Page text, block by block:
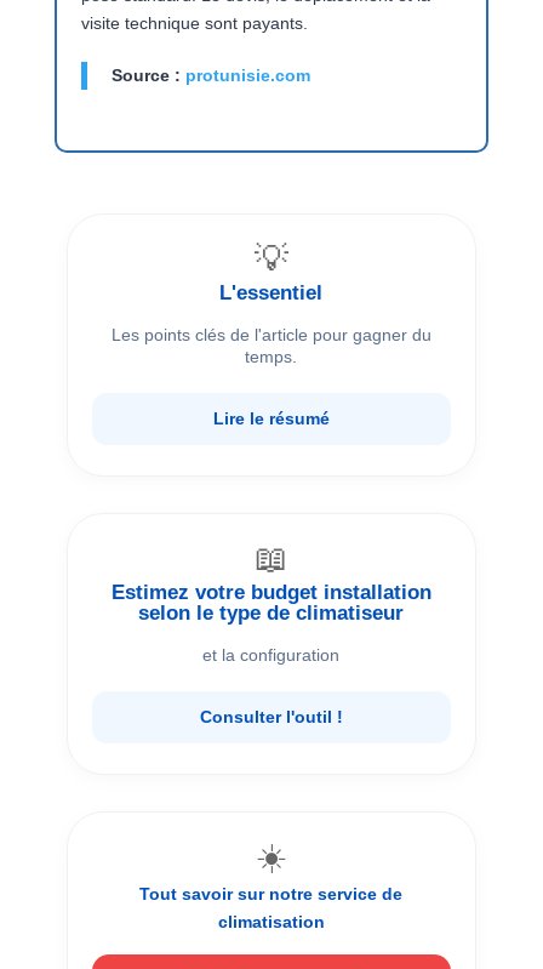
visite technique sont payants.
Source : protunisie.com
💡
L'essentiel
Les points clés de l'article pour gagner du
temps.
Lire le résumé
📖
Estimez votre budget installation
selon le type de climatiseur
et la configuration
Consulter l'outil !
☀️
Tout savoir sur notre service de
climatisation